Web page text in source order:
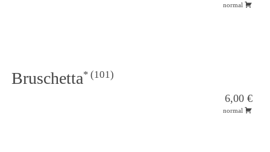
normal
Bruschetta 101
6,00 €
normal